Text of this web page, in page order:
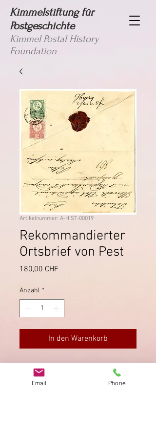
Kimmelstiftung für
Postgeschichte
Kimmel Postal History
Foundation
Artikelnummer: A-HIST-00019
Rekommandierter
Ortsbrief von Pest
180,00 CHF
Anzahl *
In den Warenkorb
Orts-Rekobrief von Pest vom
17.1.1873. 3 Kreuzer Plus 5 Kreuzer
Email Phone